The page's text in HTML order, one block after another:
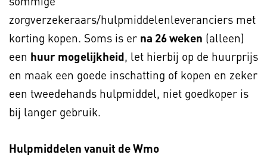
zorgverzekeraars/hulpmiddelenleveranciers met
korting kopen. Soms is er na 26 weken (alleen)
een huur mogelijkheid, let hierbij op de huurprijs
en maak een goede inschatting of kopen en zeker
een tweedehands hulpmiddel, niet goedkoper is
bij langer gebruik.
Hulpmiddelen vanuit de Wmo